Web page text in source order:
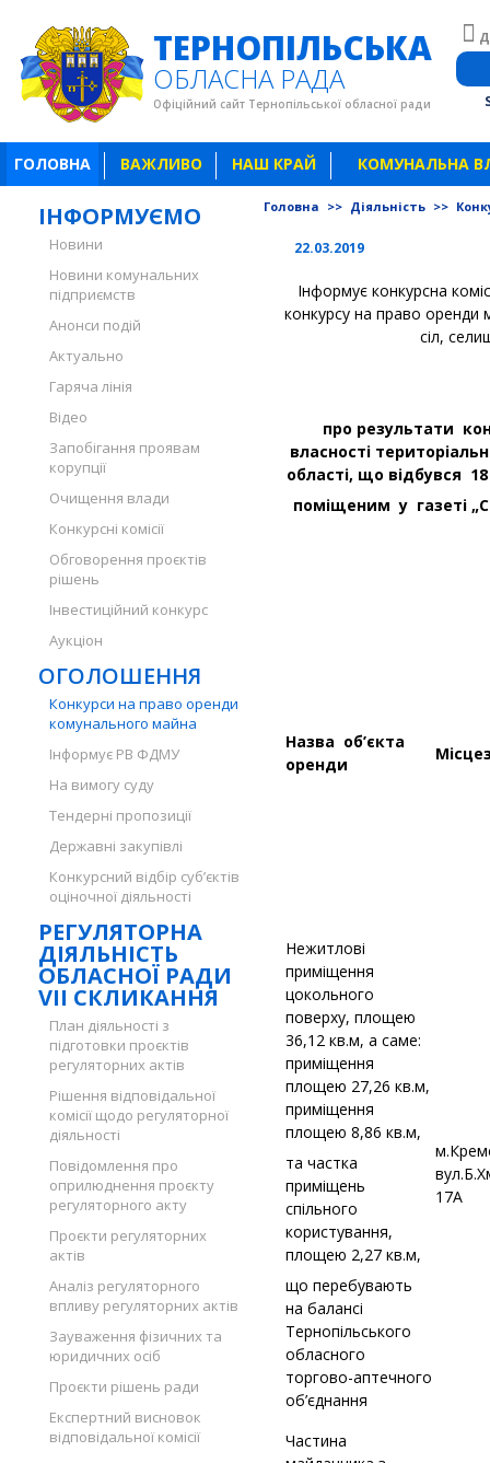
ТЕРНОПІЛЬСЬКА
ОБЛАСНА РАДА
Офіційний сайт Тернопільської обласної ради
ГОЛОВНА ВАЖЛИВО НАШ КРАЙ КОМУНАЛЬНА
ІНФОРМУЄМО
Новини
Новини комунальних
підприємств
Анонси подій
Актуально
Гаряча лінія
Відео
Запобігання проявам
корупції
Очищення влади
Конкурсні комісії
Обговорення проєктів
рішень
Інвестиційний конкурс
Аукціон
ОГОЛОШЕННЯ
Конкурси на право оренди
комунального майна
Інформує РВ ФДМУ
На вимогу суду
Тендерні пропозиції
Державні закупівлі
Конкурсний відбір суб’єктів
оціночної діяльності
РЕГУЛЯТОРНА
ДІЯЛЬНІСТЬ
ОБЛАСНОЇ РАДИ
VII СКЛИКАННЯ
План діяльності з
підготовки проєктів
регуляторних актів
Рішення відповідальної
комісії щодо регуляторної
діяльності
Повідомлення про
оприлюднення проєкту
регуляторного акту
Проєкти регуляторних
актів
Аналіз регуляторного
впливу регуляторних актів
Зауваження фізичних та
юридичних осіб
Проєкти рішень ради
Експертний висновок
відповідальної комісії
Головна >> Діяльність >>
22.03.2019
Інформує конкурсна
конкурсу на право оренди
сіл,
про результати
власності
області, що відбувся
поміщеним у газеті
Назва об’єкта
оренди
Нежитлові
приміщення
цокольного
поверху, площею
36,12 кв.м, а саме:
приміщення
площею 27,26 кв.м,
приміщення
площею 8,86 кв.м,
та частка
приміщень
спільного
користування,
площею 2,27 кв.м,
що перебувають
на балансі
Тернопільського
обласного
торгово-аптечного
об’єднання
17А
Частина